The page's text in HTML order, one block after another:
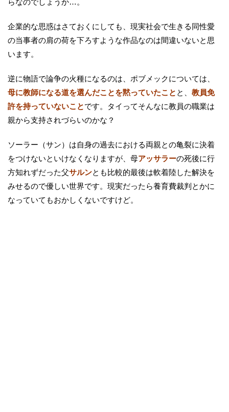
らなのでしょうか…。
企業的な思惑はさておくにしても、現実社会で生きる同性愛
の当事者の肩の荷を下ろすような作品なのは間違いないと思
います。
逆に物語で論争の火種になるのは、ポブメックについては、
母に教師になる道を選んだことを黙っていたこと と、 教員免
許を持っていないことです。タイってそんなに教員の職業は
親から支持されづらいのかな？
ソーラー（サン）は自身の過去における両親との亀裂に決着
をつけないといけなくなりますが、母アッサラーの死後に行
方知れずだった父サルンとも比較的最後は軟着陸した解決を
みせるので優しい世界です。現実だったら養育費裁判とかに
なっていてもおかしくないですけど。